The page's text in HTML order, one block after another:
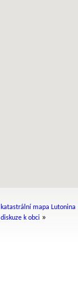
katastrální mapa Lutonina
diskuze k obci »